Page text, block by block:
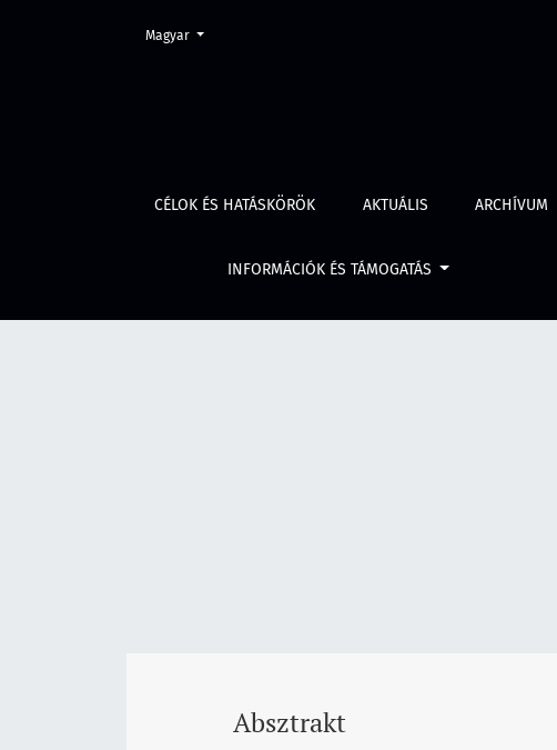
Gyermekbántalmazás
CÉLOK ÉS HATÁSKÖRÖK AKTUÁLIS ARCHÍVUM
INFORMÁCIÓK ÉS TÁMOGATÁS
Change the language. The current language is:
Magyar
Absztrakt